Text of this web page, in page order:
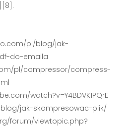
pl/blog/jak-
do-emaila
pl/compressor/compress-
watch?v=Y4BDVK1PQrE
jak-skompresowac-plik/
forum/viewtopic.php?